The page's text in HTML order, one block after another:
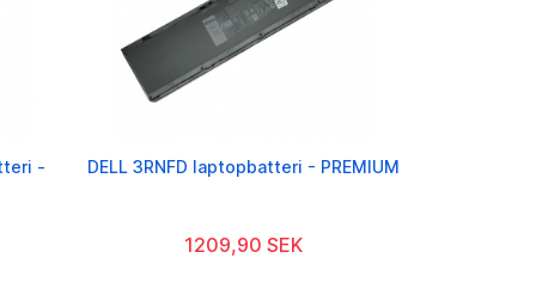
- DELL 3RNFD laptopbatteri - PREMIUM
1209,90 SEK